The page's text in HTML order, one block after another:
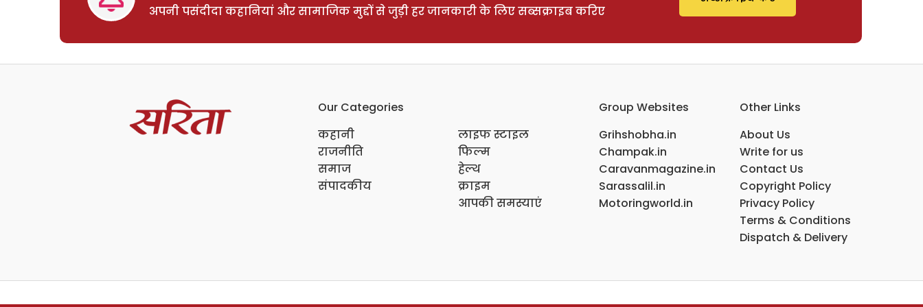
अपनी पसंदीदा कहानियां और सामाजिक मुद्दों से जुड़ी हर जानकारी के लिए सब्सक्राइब करिए
Our Categories
कहानी
राजनीति
समाज
संपादकीय
लाइफ स्टाइल
फिल्म
हेल्थ
क्राइम
आपकी समस्याएं
Group Websites
Grihshobha.in
Champak.in
Caravanmagazine.in
Sarassalil.in
Motoringworld.in
Other Links
About Us
Write for us
Contact Us
Copyright Policy
Privacy Policy
Terms & Conditions
Dispatch & Delivery